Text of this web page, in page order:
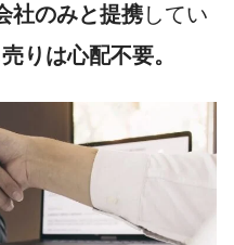
社のみと提携してい
りは心配不要。